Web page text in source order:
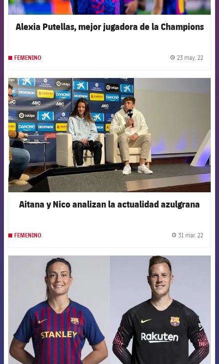
Alexia Putellas, mejor jugadora de la Champions
FEMENINO 23 may. 22
FCB Barcelona badge
Aitana y Nico analizan la actualidad azulgrana
FEMENINO 31 mar. 22
FCB Barcelona badge